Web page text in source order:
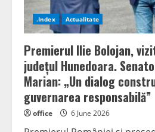
.Index Actualitate
Premierul Ilie Bolojan,
județul Hunedoara.
Marian: „Un dialog
guvernarea responsabilă”
office 6 June 2026